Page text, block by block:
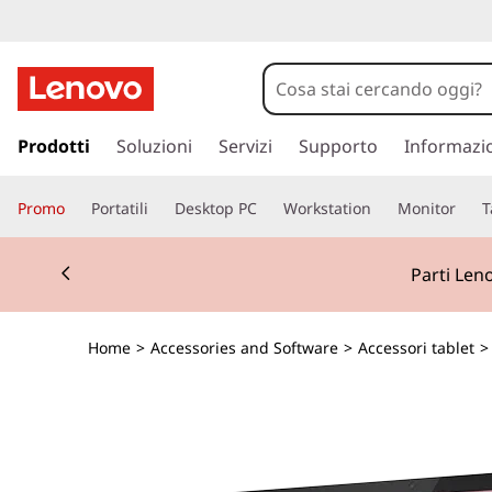
a
a
a
n
Prodotti Soluzioni Servizi Supporto
Promo Portatili Desktop PC Workstation Monitor
Parti
Home > Accessories and Software > Accessori tablet >